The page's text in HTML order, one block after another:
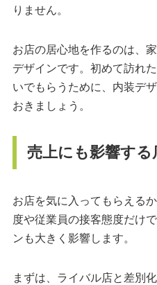
りません。
お店の居心地を作るのは、
デザインです。初めて訪れ
いでもらうために、内装デ
おきましょう。
売上にも影響する
お店を気に入ってもらえる
度や従業員の接客態度だけ
ンも大きく影響します。
まずは、ライバル店と差別